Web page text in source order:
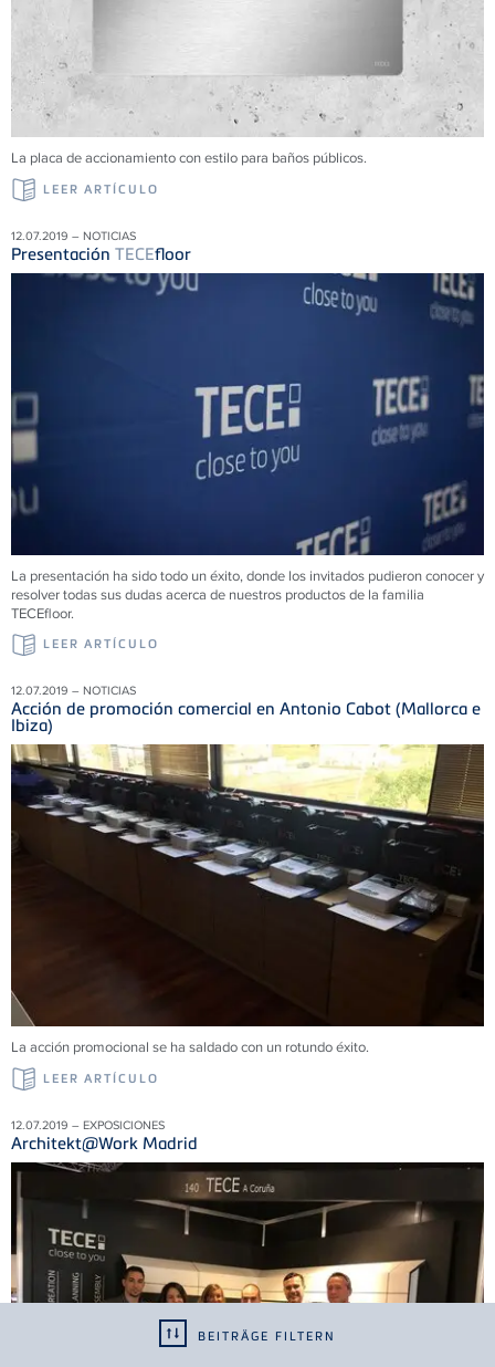
BEITRÄGE FILTERN
La placa de accionamiento con estilo para baños públicos.
LEER ARTÍCULO
12.07.2019 – NOTICIAS
Presentación TECEfloor
La presentación ha sido todo un éxito, donde los invitados pudieron conocer y
resolver todas sus dudas acerca de nuestros productos de la familia
TECEfloor.
LEER ARTÍCULO
12.07.2019 – NOTICIAS
Acción de promoción comercial en Antonio Cabot (Mallorca e
Ibiza)
La acción promocional se ha saldado con un rotundo éxito.
LEER ARTÍCULO
12.07.2019 – EXPOSICIONES
Architekt@Work Madrid